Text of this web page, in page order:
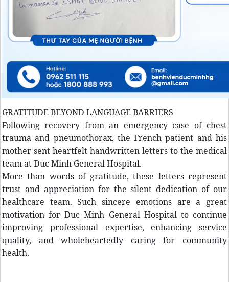
GRATITUDE BEYOND LANGUAGE BARRIERS
Following recovery from an emergency case of chest
trauma and pneumothorax, the French patient and his
mother sent heartfelt handwritten letters to the medical
team at Duc Minh General Hospital.
More than words of gratitude, these letters represent
trust and appreciation for the silent dedication of our
healthcare team. Such sincere emotions are a great
motivation for Duc Minh General Hospital to continue
improving professional expertise, enhancing service
quality, and wholeheartedly caring for community
health.